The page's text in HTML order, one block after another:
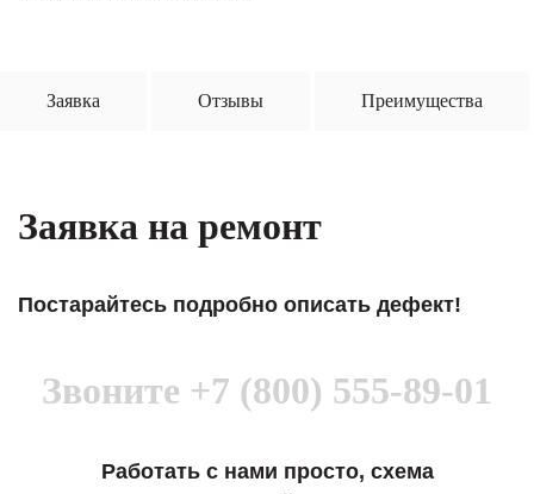
Заявка Отзывы Преимущества
Заявка на ремонт
Постарайтесь подробно описать дефект!
Звоните +7 (800) 555-89-01
Работать с нами просто, схема